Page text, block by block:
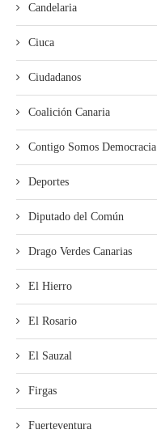
Candelaria
Ciuca
Ciudadanos
Coalición Canaria
Contigo Somos Democracia
Deportes
Diputado del Común
Drago Verdes Canarias
El Hierro
El Rosario
El Sauzal
Firgas
Fuerteventura